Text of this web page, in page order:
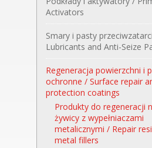
degreasers
cleaner
Sealant, adhesive and
dozujących / Product for
and windscreens cleaning
Activators
Anaerobic adhesives
(cyjanoakrylanowych) /
adhesives activators
adhesives activators
pojazdach / Vehicle glass
activator
Conversion coating
Smary i pasty
Lubricants and Anti-Seize
Seize pastes
lubricating coatings
oils
skrawaniem / Coolants
cutting oils
Regeneracja powierzchni i
ochronne / Surface repair
protection coatings
Produkty do regeneracji
żywicy z wypełniaczami
metalicznymi / Repair
metal fillers